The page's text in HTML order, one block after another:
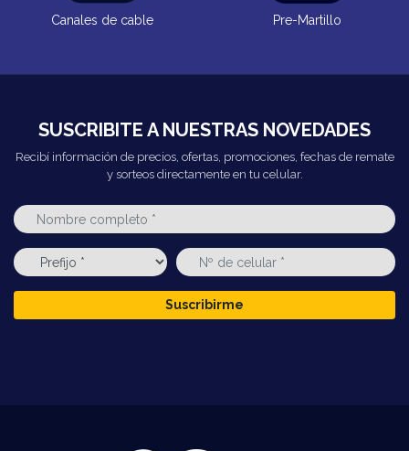
Canales de cable Pre-Martillo
SUSCRIBITE A NUESTRAS NOVEDADES
Recibí información de precios, ofertas, promociones, fechas de remate
y sorteos directamente en tu celular.
Suscribirme